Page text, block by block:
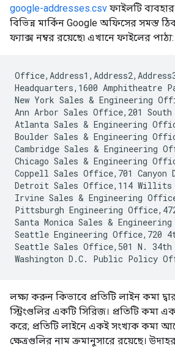
google-addresses.csv ফাইলটি
বিভিন্ন মার্কিন Google অফিসের সমস্ত
ফ্যাক্স নম্বর রয়েছে৷ এখানে ফাইলের পাঠ্য:
Headquarters,1600 Amphitheatre
New York Sales & Engineering
Ann Arbor Sales Office,201
Atlanta Sales & Engineering
Boulder Sales & Engineering
Cambridge Sales & Engineering
Chicago Sales & Engineering
Coppell Sales Office,701 Canyon
Detroit Sales Office,114 Willits
Irvine Sales & Engineering
Pittsburgh Engineering
Santa Monica Sales &
Seattle Engineering Office,720
Seattle Sales Office,501 N. 34th
Washington D.C. Public Policy
লক্ষ্য করুন কিভাবে প্রতিটি লাইন কমা
স্ট্রিংগুলির একটি সিরিজ। প্রতিটি কমা
করে; প্রতিটি লাইনে একই সংখ্যক কমা
ক্ষেত্রগুলির নাম ক্রমানুসারে রয়েছে।